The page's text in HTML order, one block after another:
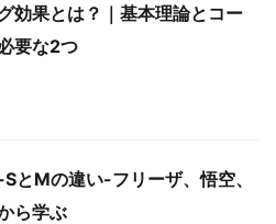
効果とは？｜基本理論とコー
要な2つ
とMの違い-フリーザ、悟空、
ら学ぶ